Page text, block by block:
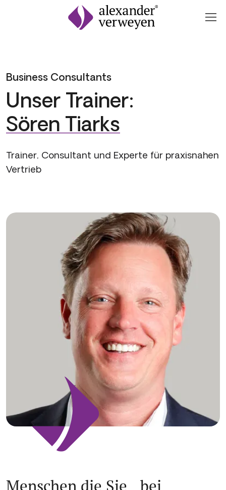
Zum Inhalt springen
Business Consultants
Unser Trainer:
Sören Tiarks
Trainer, Consultant und Experte für praxisnahen
Vertrieb
Menschen die Sie bei